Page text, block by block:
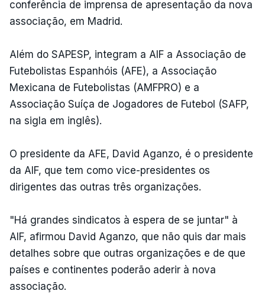
conferência de imprensa de apresentação da nova
associação, em Madrid.
Além do SAPESP, integram a AIF a Associação de
Futebolistas Espanhóis (AFE), a Associação
Mexicana de Futebolistas (AMFPRO) e a
Associação Suíça de Jogadores de Futebol (SAFP,
na sigla em inglês).
O presidente da AFE, David Aganzo, é o presidente
da AIF, que tem como vice-presidentes os
dirigentes das outras três organizações.
"Há grandes sindicatos à espera de se juntar" à
AIF, afirmou David Aganzo, que não quis dar mais
detalhes sobre que outras organizações e de que
países e continentes poderão aderir à nova
associação.